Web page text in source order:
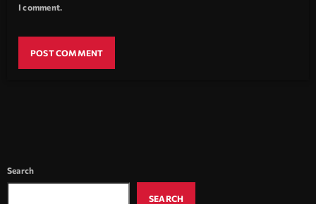
I comment.
Search
SEARCH